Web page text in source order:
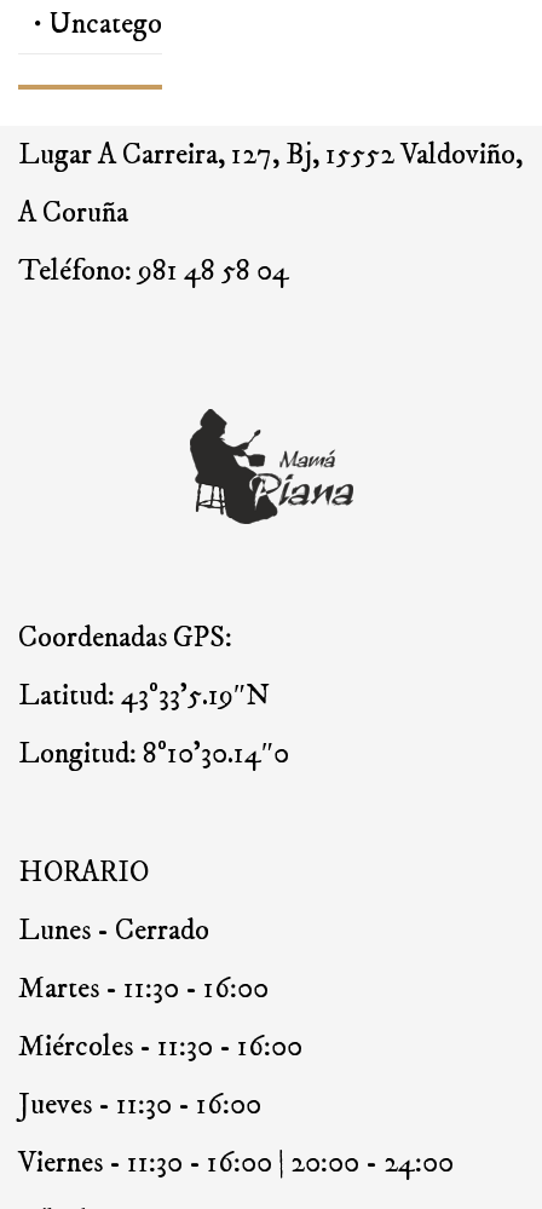
Uncategorized
Lugar A Carreira, 127, Bj, 15552 Valdoviño,
A Coruña
Teléfono: 981 48 58 04
Coordenadas GPS:
Latitud: 43º33’5.19″N
Longitud: 8º10’30.14″0
HORARIO
Lunes - Cerrado
Martes - 11:30 - 16:00
Miércoles - 11:30 - 16:00
Jueves - 11:30 - 16:00
Viernes - 11:30 - 16:00 | 20:00 - 24:00